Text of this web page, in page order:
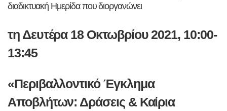
διαδικτυακή Ημερίδα που διοργανώνει
τη Δευτέρα 18 Οκτωβρίου 2021, 10:00-
13:45
«Περιβαλλοντικό Έγκλημα
Αποβλήτων: Δράσεις & Καίρια